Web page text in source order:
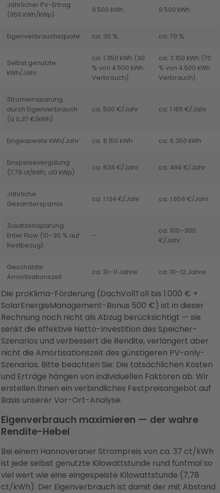
Jährlicher PV-Ertrag
(950 kWh/kWp)
9.500 kWh 9.500 kWh
Eigenverbrauchsquote ca. 30 % ca. 70 %
Selbst genutzte
kWh/Jahr
ca. 1.350 kWh (30
% von 4.500 kWh
Verbrauch)
ca. 3.150 kWh (70
% von 4.500 kWh
Verbrauch)
Stromeinsparung
durch Eigenverbrauch
(à 0,37 €/kWh)
ca. 500 €/Jahr ca. 1.165 €/Jahr
Eingespeiste kWh/Jahr ca. 8.150 kWh ca. 6.350 kWh
Einspeisevergütung
(7,78 ct/kWh, ≤10 kWp)
ca. 634 €/Jahr ca. 494 €/Jahr
Jährliche
Gesamtersparnis
ca. 1.134 €/Jahr ca. 1.659 €/Jahr
Zusatzeinsparung
Enter Flow (10–30 % auf
Restbezug)
–
ca. 100–300
€/Jahr
Geschätzte
Amortisationszeit
ca. 10–11 Jahre ca. 10–12 Jahre
Die proKlima-Förderung (DachVollToll bis 1.000 € +
SolarEnergieManagement-Bonus 500 €) ist in dieser
Rechnung noch nicht als Abzug berücksichtigt — sie
senkt die effektive Netto-Investition des Speicher-
Szenarios und verbessert die Rendite, verlängert aber
nicht die Amortisationszeit des günstigeren PV-only-
Szenarios. Bitte beachten Sie: Die tatsächlichen Kosten
und Erträge hängen von individuellen Faktoren ab. Wir
erstellen Ihnen ein verbindliches Festpreisangebot auf
Basis unserer Vor-Ort-Analyse.
Eigenverbrauch maximieren — der wahre
Rendite-Hebel
Bei einem Hannoveraner Strompreis von ca. 37 ct/kWh
ist jede selbst genutzte Kilowattstunde rund fünfmal so
viel wert wie eine eingespeiste Kilowattstunde (7,78
ct/kWh). Der Eigenverbrauch ist damit der mit Abstand